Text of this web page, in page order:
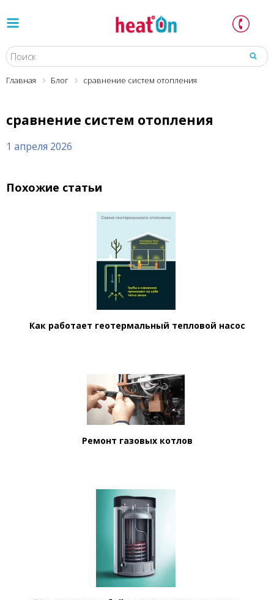
Главная Блог сравнение систем отопления
сравнение систем отопления
1 апреля 2026
Похожие статьи
Как работает геотермальный тепловой насос
Ремонт газовых котлов